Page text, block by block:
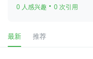
0 人感兴趣 · 0 次引用
最新 推荐